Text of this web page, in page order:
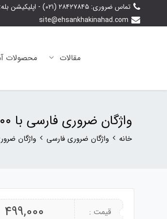
تماس‌ ضروری: ۲۸۴۲۷۸۴۵ (۰۲۱) - اپلیکیشن بله: ۰۹۰۲۱۳۵۰۰۵۵
site@ehsankhakinahad.com
مقالات محصولات
واژگان ضروری فارسی با ۱۰۰ مثال (شماره ۱۸)
خانه واژگان ضروری فارسی واژگان ضروری فارسی
قیمت : 499,000